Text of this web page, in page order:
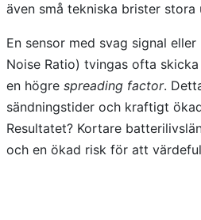
även små tekniska brister
En sensor med svag signal
Noise Ratio) tvingas ofta
en högre spreading factor.
sändningstider och kraftigt
Resultatet? Kortare
och en ökad risk för att